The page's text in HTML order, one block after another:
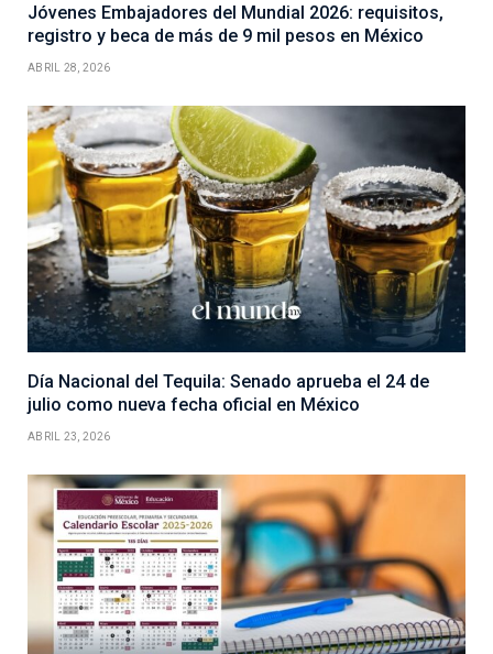
Jóvenes Embajadores del Mundial 2026: requisitos,
registro y beca de más de 9 mil pesos en México
ABRIL 28, 2026
Día Nacional del Tequila: Senado aprueba el 24 de
julio como nueva fecha oficial en México
ABRIL 23, 2026